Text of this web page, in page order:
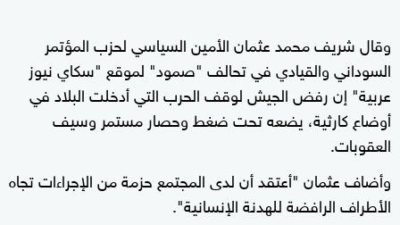
وقال شريف محمد عثمان الأمين السياسي لحزب المؤتمر
السوداني والقيادي في تحالف "صمود" لموقع "سكاي نيوز
عربية" إن رفض الجيش لوقف الحرب التي أدخلت البلاد في
أوضاع كارثية، يضعه تحت ضغط وحصار مستمر وسيف
العقوبات.
وأضاف عثمان "أعتقد أن لدى المجتمع حزمة من الإجراءات تجاه
الأطراف الرافضة للهدنة الإنسانية".